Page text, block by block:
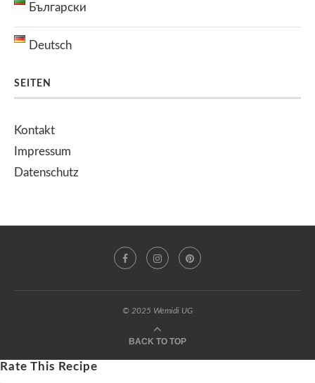
Български
Deutsch
SEITEN
Kontakt
Impressum
Datenschutz
© 2025 Wemidi UG
BACK TO TOP
Rate This Recipe